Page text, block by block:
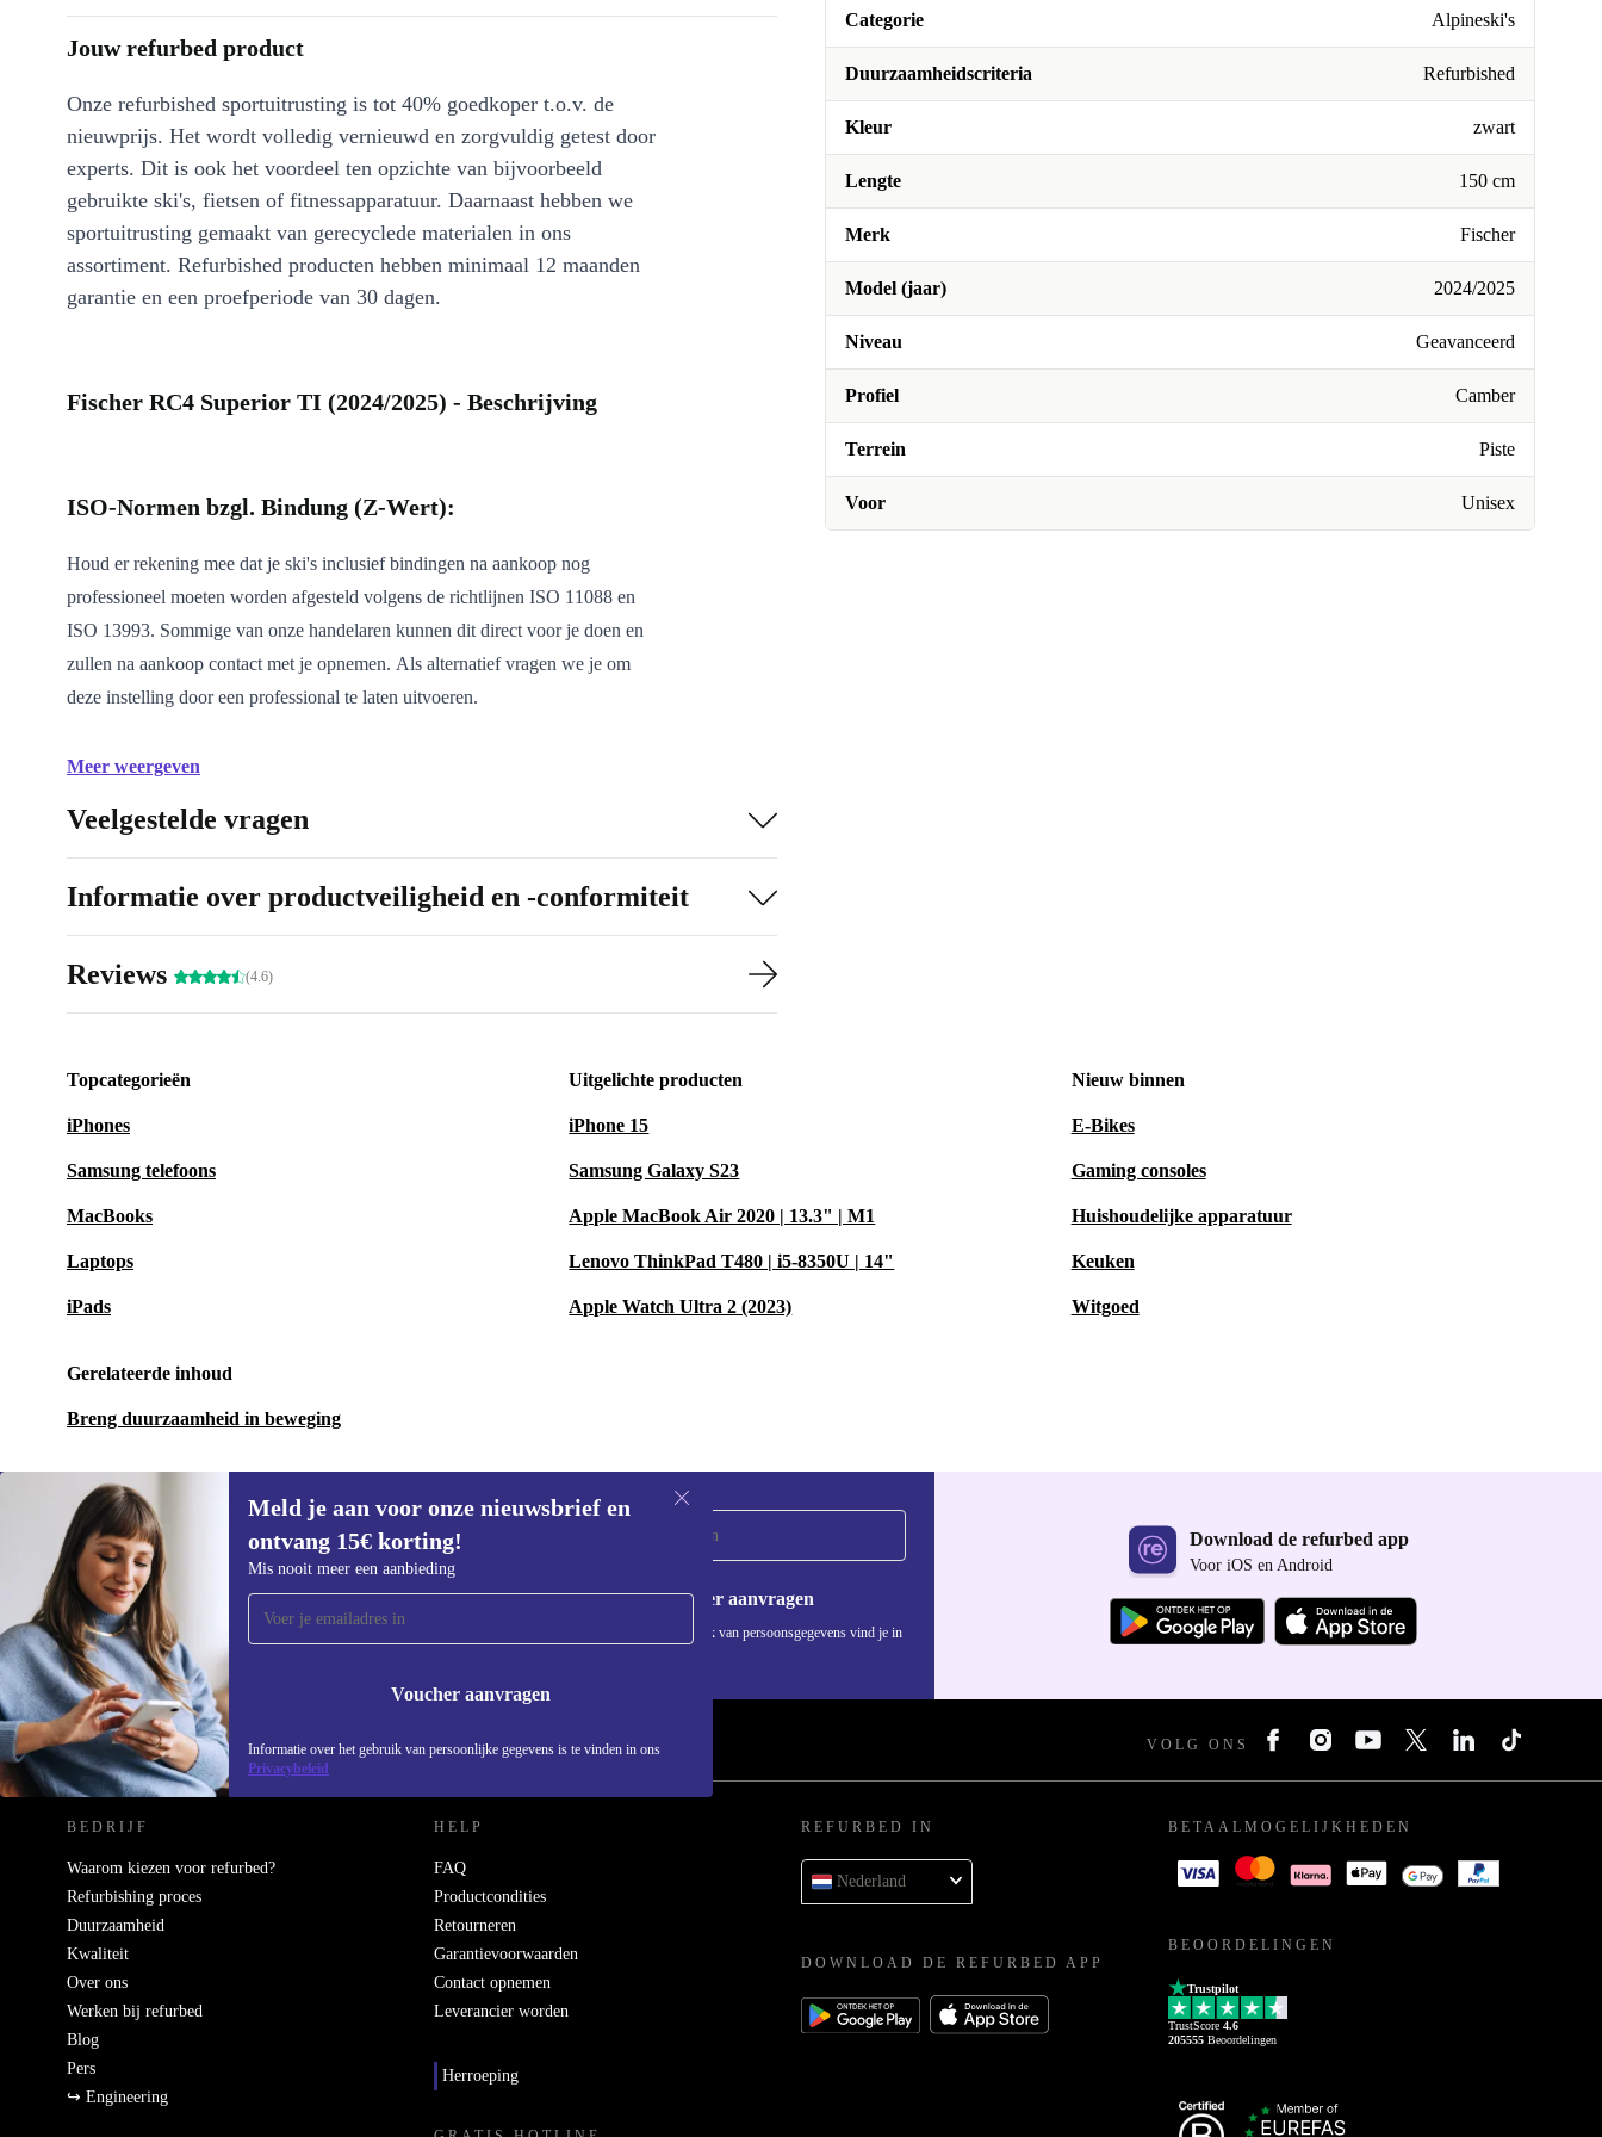
Categorie Alpineski's
Duurzaamheidscriteria Refurbished
Kleur zwart
Lengte 150 cm
Merk Fischer
Model (jaar) 2024/2025
Niveau Geavanceerd
Profiel Camber
Terrein Piste
Voor Unisex
Jouw refurbed product
Onze refurbished sportuitrusting is tot 40% goedkoper t.o.v. de
nieuwprijs. Het wordt volledig vernieuwd en zorgvuldig getest door
experts. Dit is ook het voordeel ten opzichte van bijvoorbeeld
gebruikte ski's, fietsen of fitnessapparatuur. Daarnaast hebben we
sportuitrusting gemaakt van gerecyclede materialen in ons
assortiment. Refurbished producten hebben minimaal 12 maanden
garantie en een proefperiode van 30 dagen.
Fischer RC4 Superior TI (2024/2025) - Beschrijving
ISO-Normen bzgl. Bindung (Z-Wert):
Houd er rekening mee dat je ski's inclusief bindingen na aankoop nog
professioneel moeten worden afgesteld volgens de richtlijnen ISO 11088 en
ISO 13993. Sommige van onze handelaren kunnen dit direct voor je doen en
zullen na aankoop contact met je opnemen. Als alternatief vragen we je om
deze instelling door een professional te laten uitvoeren.
Meer weergeven
Veelgestelde vragen
Informatie over productveiligheid en -conformiteit
Reviews (4.6)
Topcategorieën
iPhones
Samsung telefoons
MacBooks
Laptops
iPads
Uitgelichte producten
iPhone 15
Samsung Galaxy S23
Apple MacBook Air 2020 | 13.3" | M1
Lenovo ThinkPad T480 | i5-8350U | 14"
Apple Watch Ultra 2 (2023)
Nieuw binnen
E-Bikes
Gaming consoles
Huishoudelijke apparatuur
Keuken
Witgoed
Gerelateerde inhoud
Breng duurzaamheid in beweging
Meld je aan voor onze nieuwsbrief en
ontvang 15€ korting!
Mis nooit meer een aanbieding
Voucher aanvragen
Informatie over het gebruik van persoonlijke gegevens is te vinden in ons
Privacybeleid
Meld je aan voor onze nieuwsbrief en
ontvang €15 korting!
Mis nooit meer een aanbieding.
Voucher aanvragen
Informatie over het gebruik van persoonsgegevens vind je in
Download de refurbed app
Voor iOS en Android
REFURBED NEDERLAND - RETHINK NEW. VOLG ONS
BEDRIJF
Waarom kiezen voor refurbed?
Refurbishing proces
Duurzaamheid
Kwaliteit
Over ons
Werken bij refurbed
Blog
Pers
↪ Engineering
HELP
FAQ
Productcondities
Retourneren
Garantievoorwaarden
Contact opnemen
Leverancier worden
Herroeping
REFURBED IN
Nederland
DOWNLOAD DE REFURBED APP
BETAALMOGELIJKHEDEN
BEOORDELINGEN
Trustpilot
TrustScore 4.6
205555 Beoordelingen